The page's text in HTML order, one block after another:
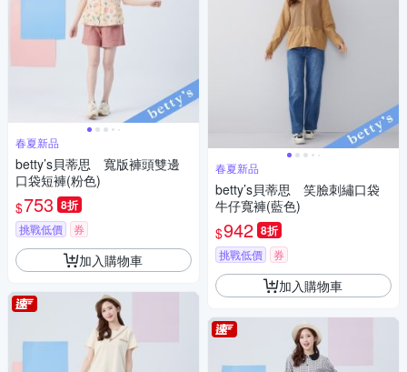
春夏新品
betty’s貝蒂思 寬版褲頭雙邊
口袋短褲(粉色)
$753 8折
挑戰低價 券
加入購物車
春夏新品
betty’s貝蒂思 笑臉刺繡口袋
牛仔寬褲(藍色)
$942 8折
挑戰低價 券
加入購物車